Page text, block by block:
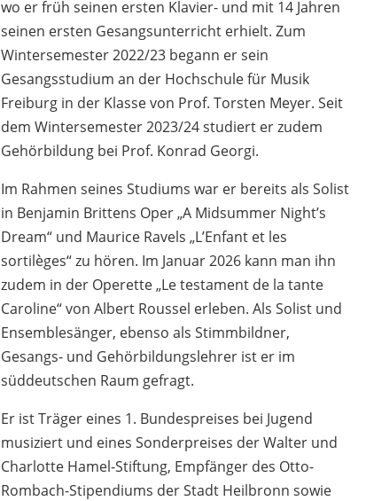
wo er früh seinen ersten Klavier- und mit 14 Jahren
seinen ersten Gesangsunterricht erhielt. Zum
Wintersemester 2022/23 begann er sein
Gesangsstudium an der Hochschule für Musik
Freiburg in der Klasse von Prof. Torsten Meyer. Seit
dem Wintersemester 2023/24 studiert er zudem
Gehörbildung bei Prof. Konrad Georgi.
Im Rahmen seines Studiums war er bereits als Solist
in Benjamin Brittens Oper „A Midsummer Night’s
Dream“ und Maurice Ravels „L’Enfant et les
sortilèges“ zu hören. Im Januar 2026 kann man ihn
zudem in der Operette „Le testament de la tante
Caroline“ von Albert Roussel erleben. Als Solist und
Ensemblesänger, ebenso als Stimmbildner,
Gesangs- und Gehörbildungslehrer ist er im
süddeutschen Raum gefragt.
Er ist Träger eines 1. Bundespreises bei Jugend
musiziert und eines Sonderpreises der Walter und
Charlotte Hamel-Stiftung, Empfänger des Otto-
Rombach-Stipendiums der Stadt Heilbronn sowie